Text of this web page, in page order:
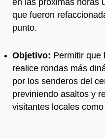
que fueron
punto.
Objetivo: Permitir que
realice rondas más
por los senderos del
previniendo asaltos y
visitantes locales